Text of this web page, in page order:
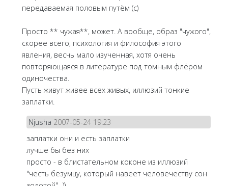
передаваемая половым путём (с)
Просто ** чужая**, может. А вообще, образ "чужого",
скорее всего, психология и философия этого
явления, весчь мало изученная, хотя очень
повторяющаяся в литературе под томным флёром
одиночества.
Пусть живут живее всех живых, иллюзий тонкие
заплатки.
Njusha 2007-05-24 19:23
заплатки они и есть заплатки
лучше бы без них
просто - в блистательном коконе из иллюзий
"честь безумцу, который навеет человечеству сон